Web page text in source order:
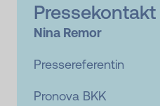
Pressekontakt
Nina Remor
Pressereferentin
Pronova BKK